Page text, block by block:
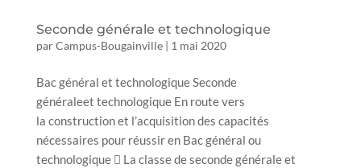
Seconde générale et technologique
parCampus-Bougainville| 1 mai 2020
Bac général et technologique Seconde
généraleet technologique En route vers
la construction et l’acquisition des capacités
nécessaires pour réussir en Bac général ou
technologique  La classe de seconde générale et